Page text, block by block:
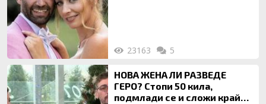
23163 5
НОВА ЖЕНА ЛИ РАЗВЕДЕ
ГЕРО? Стопи 50 кила,
подмлади се и сложи край